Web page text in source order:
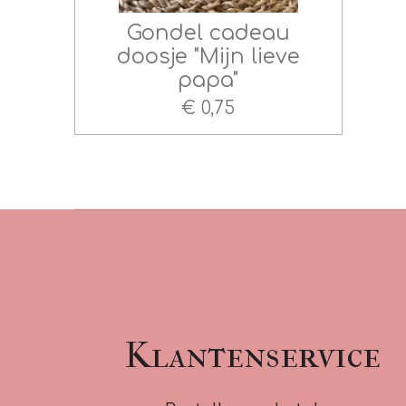
Gondel cadeau
doosje "Mijn lieve
papa"
€ 0,75
Klantenservice